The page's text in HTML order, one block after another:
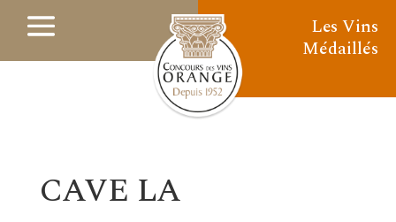
Les Vins
Médaillés
CAVE LA